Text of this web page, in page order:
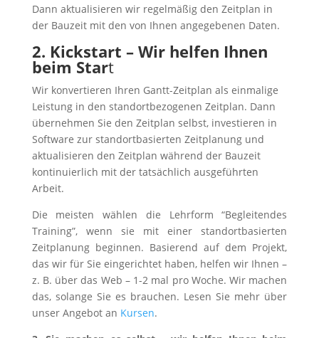
Dann aktualisieren wir regelmäßig den Zeitplan in
der Bauzeit mit den von Ihnen angegebenen Daten.
2. Kickstart – Wir helfen Ihnen
beim Start
Wir konvertieren Ihren Gantt-Zeitplan als einmalige
Leistung in den standortbezogenen Zeitplan. Dann
übernehmen Sie den Zeitplan selbst, investieren in
Software zur standortbasierten Zeitplanung und
aktualisieren den Zeitplan während der Bauzeit
kontinuierlich mit der tatsächlich ausgeführten
Arbeit.
Die meisten wählen die Lehrform “Begleitendes
Training”, wenn sie mit einer standortbasierten
Zeitplanung beginnen. Basierend auf dem Projekt,
das wir für Sie eingerichtet haben, helfen wir Ihnen –
z. B. über das Web – 1-2 mal pro Woche. Wir machen
das, solange Sie es brauchen. Lesen Sie mehr über
unser Angebot an Kursen.